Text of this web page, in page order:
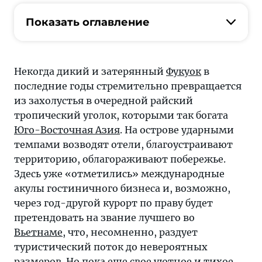
ударными
благоустраивают
территорию,
облагораживают
побережье.
Здесь
«отметились»
международные
акулы
гостиничного
бизнеса
и,
возможно,
Показать оглавление
Некогда дикий и затерянный Фукуокв
последние годы стремительно превращается
из захолустья в очередной райский
тропический уголок, которыми так богата
Юго-Восточная Азия. На острове ударными
темпами возводят отели, благоустраивают
территорию, облагораживают побережье.
Здесь уже «отметились» международные
акулы гостиничного бизнеса и, возможно,
через год-другой курорт по праву будет
претендовать на звание лучшего во
Вьетнаме, что, несомненно, раздует
туристический поток до невероятных